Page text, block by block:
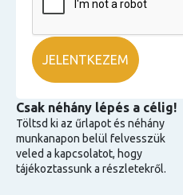
Csak néhány lépés a célig!
Töltsd ki az űrlapot és néhány
munkanapon belül felvesszük
veled a kapcsolatot, hogy
tájékoztassunk a részletekről.